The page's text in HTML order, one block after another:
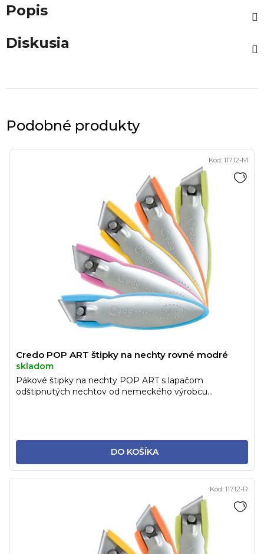
Popis
Diskusia
Podobné produkty
Credo POP ART štipky na nechty rovné modré
skladom
DO KOŠÍKA
Pákové štipky na nechty POP ART s lapačom
odštipnutých nechtov od nemeckého výrobcu...
Kód: 11712-M
Kód: 11712-R